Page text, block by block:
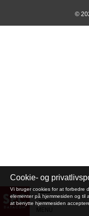
©
Cookie- og
Vi bruger cookies for at forbedre
elementer på hjemmesiden og til
at benytte hjemmesiden